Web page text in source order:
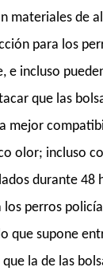
materiales de
para los
e incluso
que las
mejor
olor; incluso
durante 48
los perros
que supone
la de las